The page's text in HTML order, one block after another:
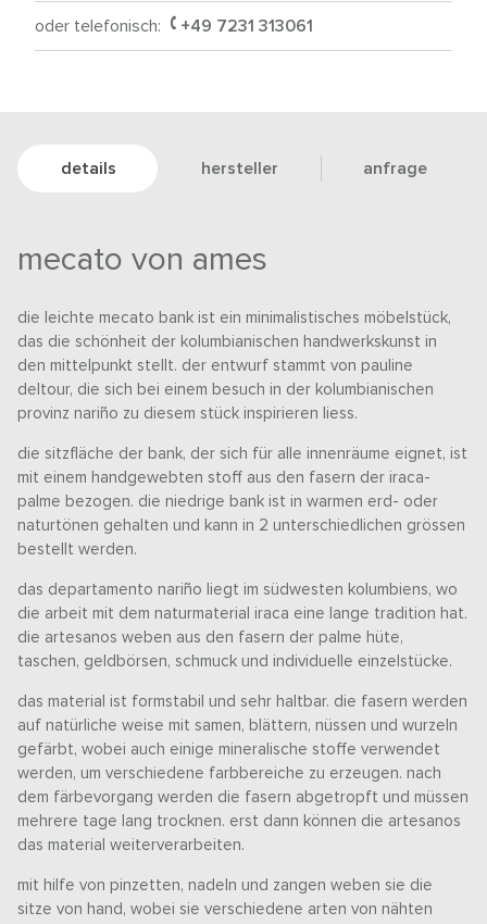
oder telefonisch: +49 7231 313061
details hersteller anfrage
mecato von ames
die leichte mecato bank ist ein minimalistisches möbelstück,
das die schönheit der kolumbianischen handwerkskunst in
den mittelpunkt stellt. der entwurf stammt von pauline
deltour, die sich bei einem besuch in der kolumbianischen
provinz nariño zu diesem stück inspirieren liess.
die sitzfläche der bank, der sich für alle innenräume eignet, ist
mit einem handgewebten stoff aus den fasern der iraca-
palme bezogen. die niedrige bank ist in warmen erd- oder
naturtönen gehalten und kann in 2 unterschiedlichen grössen
bestellt werden.
das departamento nariño liegt im südwesten kolumbiens, wo
die arbeit mit dem naturmaterial iraca eine lange tradition hat.
die artesanos weben aus den fasern der palme hüte,
taschen, geldbörsen, schmuck und individuelle einzelstücke.
das material ist formstabil und sehr haltbar. die fasern werden
auf natürliche weise mit samen, blättern, nüssen und wurzeln
gefärbt, wobei auch einige mineralische stoffe verwendet
werden, um verschiedene farbbereiche zu erzeugen. nach
dem färbevorgang werden die fasern abgetropft und müssen
mehrere tage lang trocknen. erst dann können die artesanos
das material weiterverarbeiten.
mit hilfe von pinzetten, nadeln und zangen weben sie die
sitze von hand, wobei sie verschiedene arten von nähten